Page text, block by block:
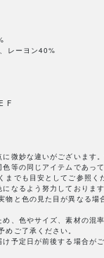
レーヨン40%
F
微妙な違いがございます
等の同じアイテムであっ
までも目安としてご参照く
なるよう努力しておりま
物と色の見た目が異なる場
、色やサイズ、素材の混
めご了承ください。
予定日が前後する場合が